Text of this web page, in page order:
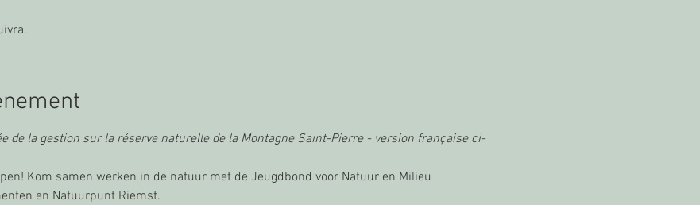
de la gestion sur la réserve naturelle de la Montagne Saint-Pierre - version française ci-
Kom samen werken in de natuur met de Jeugdbond voor Natuur en Milieu
en Natuurpunt Riemst.